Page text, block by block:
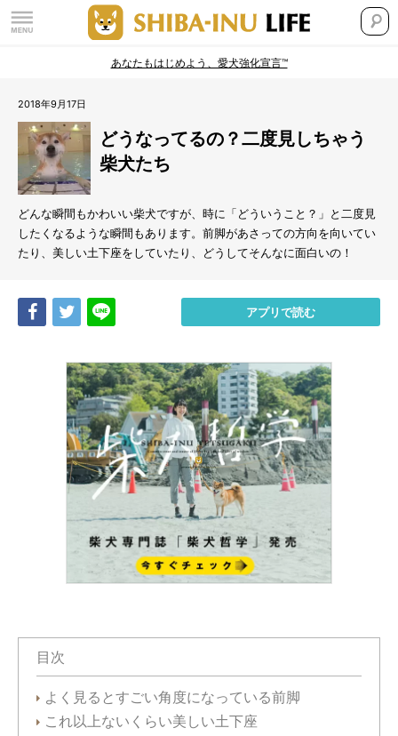
あなたもはじめよう、愛犬強化宣言™
2018年9月17日
どうなってるの？二度見しちゃう
柴犬たち
どんな瞬間もかわいい柴犬ですが、時に「どういうこと？」と二度見
したくなるような瞬間もあります。前脚があさっての方向を向いてい
たり、美しい土下座をしていたり、どうしてそんなに面白いの！
Share Tweet アプリで読む
目次
よく見るとすごい角度になっている前脚
これ以上ないくらい美しい土下座